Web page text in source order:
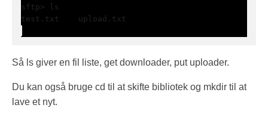
test.txt    upload.txt
Så ls giver en fil liste, get downloader, put uploader.
Du kan også bruge cd til at skifte bibliotek og mkdir til at
lave et nyt.